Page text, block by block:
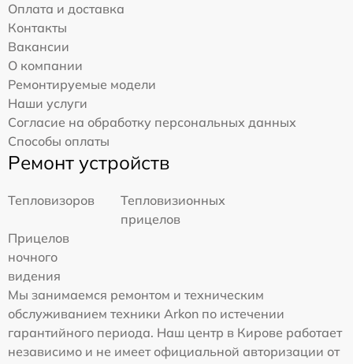
Оплата и доставка
Контакты
Вакансии
О компании
Ремонтируемые модели
Наши услуги
Согласие на обработку персональных данных
Способы оплаты
Ремонт устройств
Тепловизоров
Тепловизионных
прицелов
Прицелов
ночного
видения
Мы занимаемся ремонтом и техническим
обслуживанием техники Arkon по истечении
гарантийного периода. Наш центр в Кирове работает
независимо и не имеет официальной авторизации от